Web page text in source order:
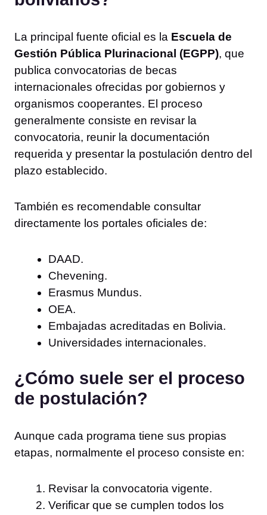
La principal fuente oficial es la Escuela de
Gestión Pública Plurinacional (EGPP), que
publica convocatorias de becas
internacionales ofrecidas por gobiernos y
organismos cooperantes. El proceso
generalmente consiste en revisar la
convocatoria, reunir la documentación
requerida y presentar la postulación dentro del
plazo establecido.
También es recomendable consultar
directamente los portales oficiales de:
DAAD.
Chevening.
Erasmus Mundus.
OEA.
Embajadas acreditadas en Bolivia.
Universidades internacionales.
¿Cómo suele ser el proceso
de postulación?
Aunque cada programa tiene sus propias
etapas, normalmente el proceso consiste en:
Revisar la convocatoria vigente.
Verificar que se cumplen todos los